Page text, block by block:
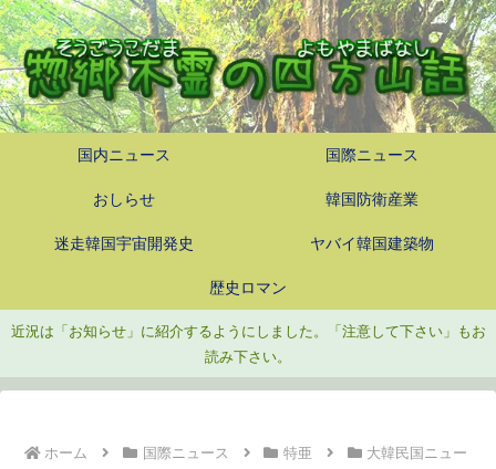
国内ニュース 国際ニュース
おしらせ 韓国防衛産業
迷走韓国宇宙開発史 ヤバイ韓国建築物
歴史ロマン
近況は「お知らせ」に紹介するようにしました。「注意して下さい」もお
読み下さい。
ホーム 国際ニュース 特亜
大韓民国ニュー